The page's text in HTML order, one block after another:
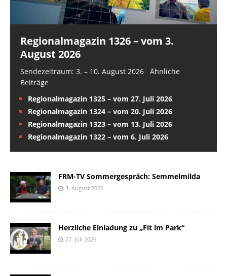
Regionalmagazin 1326 – vom 3.
August 2026
Sendezeitraum: 3. – 10. August 2026 Ähnliche
Beiträge
Regionalmagazin 1325 – vom 27. Juli 2026
Regionalmagazin 1324 – vom 20. Juli 2026
Regionalmagazin 1323 – vom 13. Juli 2026
Regionalmagazin 1322 – vom 6. Juli 2026
FRM-TV Sommergespräch: Semmelmilda
3. August 2026
Herzliche Einladung zu „Fit im Park“
27. Juli 2026